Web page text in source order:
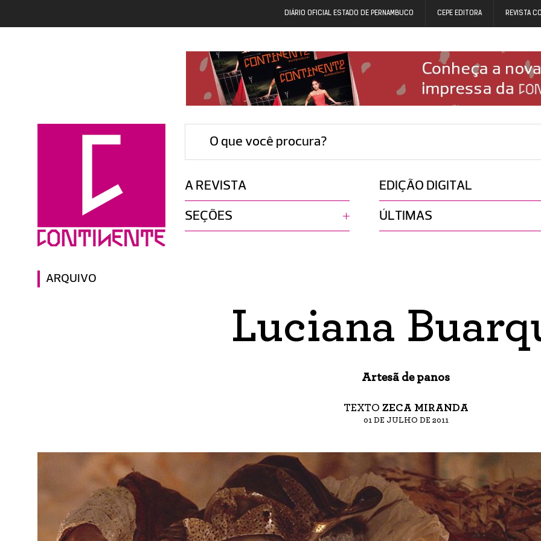
DIÁRIO OFICIAL ESTADO DE PERNAMBUCO CEPE EDITORA REVISTA
O que você procura?
A REVISTA EDIÇÃO DIGITAL
SEÇÕES ÚLTIMAS
ARQUIVO
Luciana
Artesã de panos
TEXTO ZECA MIRANDA
01 DE JULHO DE 2011